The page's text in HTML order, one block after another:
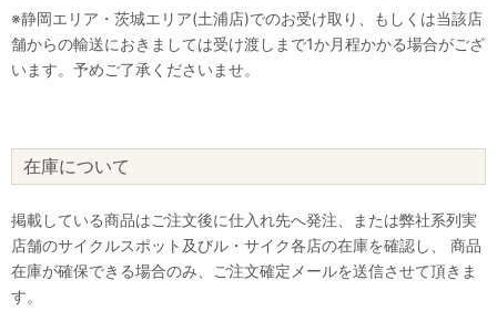
※静岡エリア・茨城エリア(土浦店)でのお受け取り、もしくは当該店
舗からの輸送におきましては受け渡しまで1か月程かかる場合がござ
います。予めご了承くださいませ。
在庫について
掲載している商品はご注文後に仕入れ先へ発注、または弊社系列実
店舗のサイクルスポット及びル・サイク各店の在庫を確認し、 商品
在庫が確保できる場合のみ、ご注文確定メールを送信させて頂きま
す。